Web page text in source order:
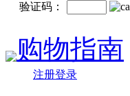
验证码：
购物指南
注册登录